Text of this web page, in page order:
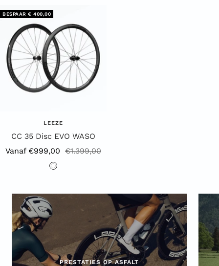
BESPAAR € 400,00
LEEZE
CC 35 Disc EVO WASO
Aanbiedingsprijs
Vanaf €999,00 Reguliere
€1.399,00
W
t
PRESTATIES OP ASFALT